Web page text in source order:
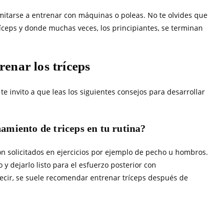
a entrenar con máquinas o poleas. No te olvides que
y donde muchas veces, los principiantes, se terminan
los tríceps
invito a que leas los siguientes consejos para desarrollar
de triceps en tu rutina?
solicitados en ejercicios por ejemplo de pecho u hombros.
y dejarlo listo para el esfuerzo posterior con
se suele recomendar entrenar tríceps después de